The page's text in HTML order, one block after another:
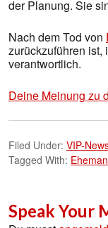
der Planung. Sie
Nach dem Tod von
zurückzuführen ist,
verantwortlich.
Deine Meinung zu
Filed Under: VIP-
Tagged With:
Speak Your